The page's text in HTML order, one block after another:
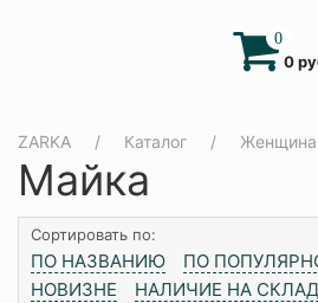
0
0
ZARKA Каталог
Майка
Сортировать по:
ПО НАЗВАНИЮ ПО
НОВИЗНЕ
НАЛИЧИЕ НА